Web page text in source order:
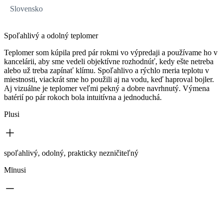
Slovensko
Spoľahlivý a odolný teplomer
Teplomer som kúpila pred pár rokmi vo výpredaji a používame ho v
kancelárii, aby sme vedeli objektívne rozhodnúť, kedy ešte netreba
alebo už treba zapínať klímu. Spoľahlivo a rýchlo meria teplotu v
miestnosti, viackrát sme ho použili aj na vodu, keď haproval bojler.
Aj vizuálne je teplomer veľmi pekný a dobre navrhnutý. Výmena
batérií po pár rokoch bola intuitívna a jednoduchá.
Plusi
spoľahlivý, odolný, prakticky nezničiteľný
Mīnusi